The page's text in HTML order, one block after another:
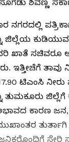
ಶಿವಣ್ಣ
ನಗರದಲ್ಲಿ
ಜಿಲ್ಲೆಯ ಕುಡಿಯುವ
ಖಾತೆ ಸಚಿವರೂ
ಇತ್ತೀಚೆಗೆ
ಟಿಎಂಸಿ
ತುಮಕೂರು
ಕಾರಣ ಜನ,
ಸೇರಿ